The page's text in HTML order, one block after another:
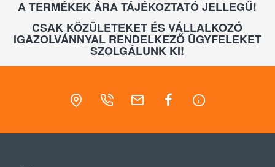
A TERMÉKEK ÁRA TÁJÉKOZTATÓ JELLEGŰ!
CSAK KÖZÜLETEKET ÉS VÁLLALKOZÓ
IGAZOLVÁNNYAL RENDELKEZŐ ÜGYFELEKET
SZOLGÁLUNK KI!